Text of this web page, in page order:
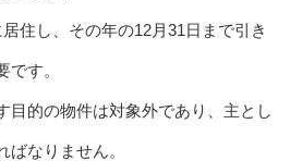
住し、その年の12月31日まで引き
す。
目的の物件は対象外であり、主とし
なりません。